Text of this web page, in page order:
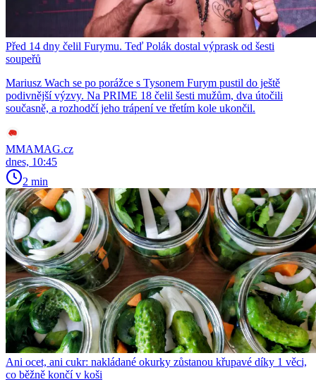
Před 14 dny čelil Furymu. Teď Polák dostal výprask od šesti
soupeřů
Mariusz Wach se po porážce s Tysonem Furym pustil do ještě
podivnější výzvy. Na PRIME 18 čelil šesti mužům, dva útočili
současně, a rozhodčí jeho trápení ve třetím kole ukončil.
MMAMAG.cz
dnes, 10:45
2 min
Ani ocet, ani cukr: nakládané okurky zůstanou křupavé díky 1 věci,
co běžně končí v koši